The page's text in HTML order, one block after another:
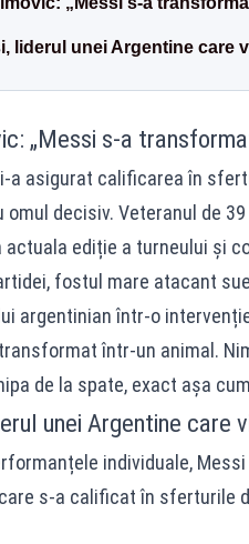
liderul unei Argentine care
„Messi s-a
a asigurat calificarea în
omul decisiv. Veteranul de
actuala ediție a turneului și
fostul mare atacant
argentinian într-o
într-un animal.
de la spate, exact așa
unei Argentine care
individuale,
s-a calificat în sferturile